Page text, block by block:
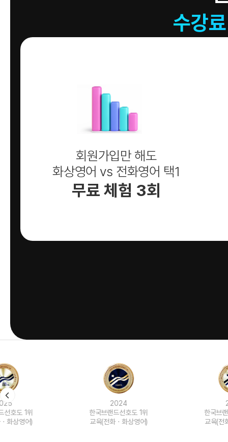
수강
회원가입만 해도
화상영어 vs 전화영어 택1
무료 체험 3회
한국브랜드선호도 1위
교육(전화ㆍ화상영어)
한국브랜드선호도 1위
교육(전화ㆍ화상영어)